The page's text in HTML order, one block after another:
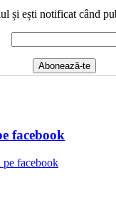
și ești notificat când
facebook
facebook